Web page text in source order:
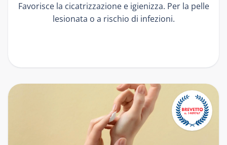
Favorisce la cicatrizzazione e igienizza. Per la pelle
lesionata o a rischio di infezioni.